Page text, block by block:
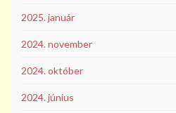
2025. január
2024. november
2024. október
2024. június